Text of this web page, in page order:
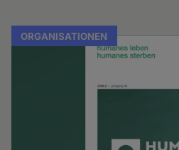
ORGANISATIONEN